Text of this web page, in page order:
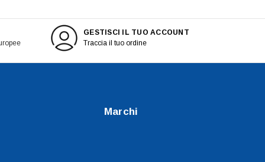
GESTISCI IL TUO ACCOUNT
Traccia il tuo ordine
Marchi